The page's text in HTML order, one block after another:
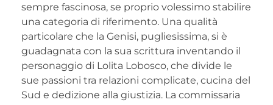
sempre fascinosa, se proprio volessimo stabilire
una categoria di riferimento. Una qualità
particolare che la Genisi, pugliesissima, si è
guadagnata con la sua scrittura inventando il
personaggio di Lolita Lobosco, che divide le
sue passioni tra relazioni complicate, cucina del
Sud e dedizione alla giustizia. La commissaria